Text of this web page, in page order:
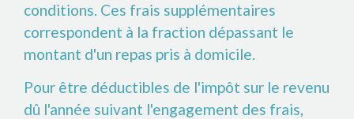
conditions. Ces frais supplémentaires
correspondent à la fraction dépassant le
montant d'un repas pris à domicile.
Pour être déductibles de l'impôt sur le revenu
dû l'année suivant l'engagement des frais,